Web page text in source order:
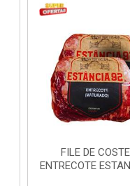
CUPIM BOV CONG
KG